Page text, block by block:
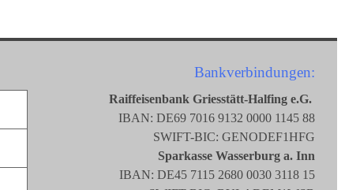
Bankverbindungen:
Raiffeisenbank Griesstätt-Halfing e.G.
IBAN: DE69 7016 9132 0000 1145 88
SWIFT-BIC: GENODEF1HFG
Sparkasse Wasserburg a. Inn
IBAN: DE45 7115 2680 0030 3118 15